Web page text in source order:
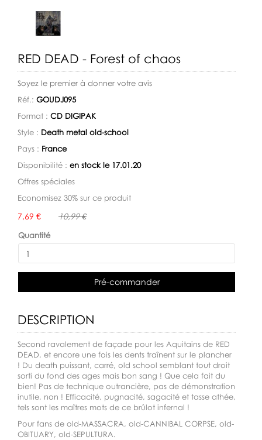
RED DEAD - Forest of chaos
Soyez le premier à donner votre avis
Réf.: GOUDJ095
Format : CD DIGIPAK
Style : Death metal old-school
Pays : France
Disponibilité : en stock le 17.01.20
Offres spéciales
Economisez 30% sur ce produit
Disponibilité:
7,69 € 10,99 €
Quantité
Pré-commander
DESCRIPTION
Second ravalement de façade pour les Aquitains de RED
DEAD, et encore une fois les dents traînent sur le plancher
! Du death puissant, carré, old school semblant tout droit
sorti du fond des ages mais bon sang ! Que cela fait du
bien! Pas de technique outrancière, pas de démonstration
inutile, non ! Efficacité, pugnacité, sagacité et tasse athée,
tels sont les maîtres mots de ce brûlot infernal !
Pour fans de old-MASSACRA, old-CANNIBAL CORPSE, old-
OBITUARY, old-SEPULTURA.